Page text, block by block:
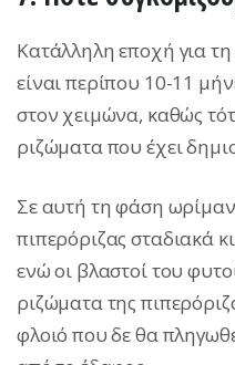
Κατάλληλη εποχή για τη
είναι περίπου 10-11
στον χειμώνα, καθώς
ριζώματα που έχει
Σε αυτή τη φάση
πιπερόριζας σταδιακά
ενώ οι βλαστοί του
ριζώματα της
φλοιό που δε θα